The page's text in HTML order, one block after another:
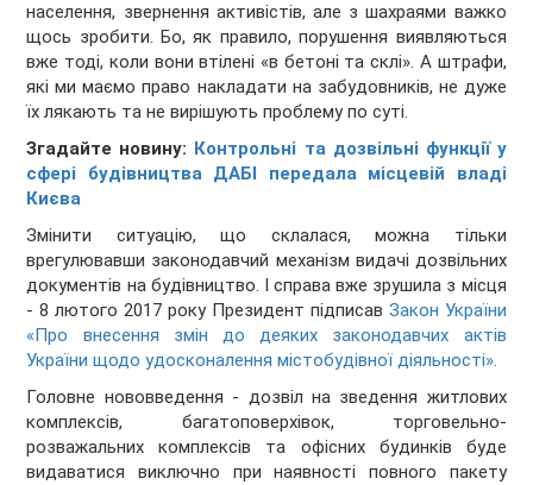
населення, звернення активістів, але з шахраями важко
щось зробити. Бо, як правило, порушення виявляються
вже тоді, коли вони втілені «в бетоні та склі». А штрафи,
які ми маємо право накладати на забудовників, не дуже
їх лякають та не вирішують проблему по суті.
Згадайте новину: Контрольні та дозвільні функції у
сфері будівництва ДАБІ передала місцевій владі
Києва
Змінити ситуацію, що склалася, можна тільки
врегулювавши законодавчий механізм видачі дозвільних
документів на будівництво. І справа вже зрушила з місця
- 8 лютого 2017 року Президент підписав Закон України
«Про внесення змін до деяких законодавчих актів
України щодо удосконалення містобудівної діяльності».
Головне нововведення - дозвіл на зведення житлових
комплексів, багатоповерхівок, торговельно-
розважальних комплексів та офісних будинків буде
видаватися виключно при наявності повного пакету